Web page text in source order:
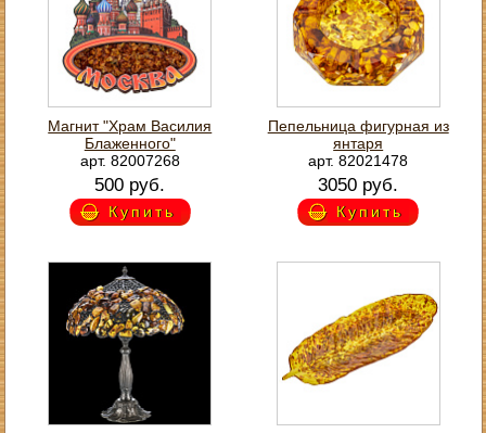
Магнит "Храм Василия
Блаженного"
арт. 82007268
500 руб.
Купить
Пепельница фигурная из
янтаря
арт. 82021478
3050 руб.
Купить